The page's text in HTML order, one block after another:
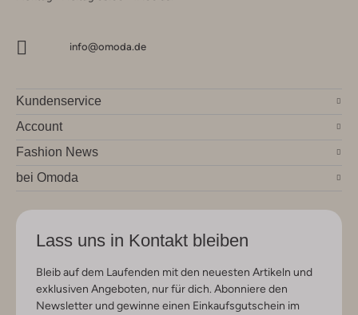
info@omoda.de
Kundenservice
Account
Fashion News
bei Omoda
Lass uns in Kontakt bleiben
Bleib auf dem Laufenden mit den neuesten Artikeln und
exklusiven Angeboten, nur für dich. Abonniere den
Newsletter und gewinne einen Einkaufsgutschein im